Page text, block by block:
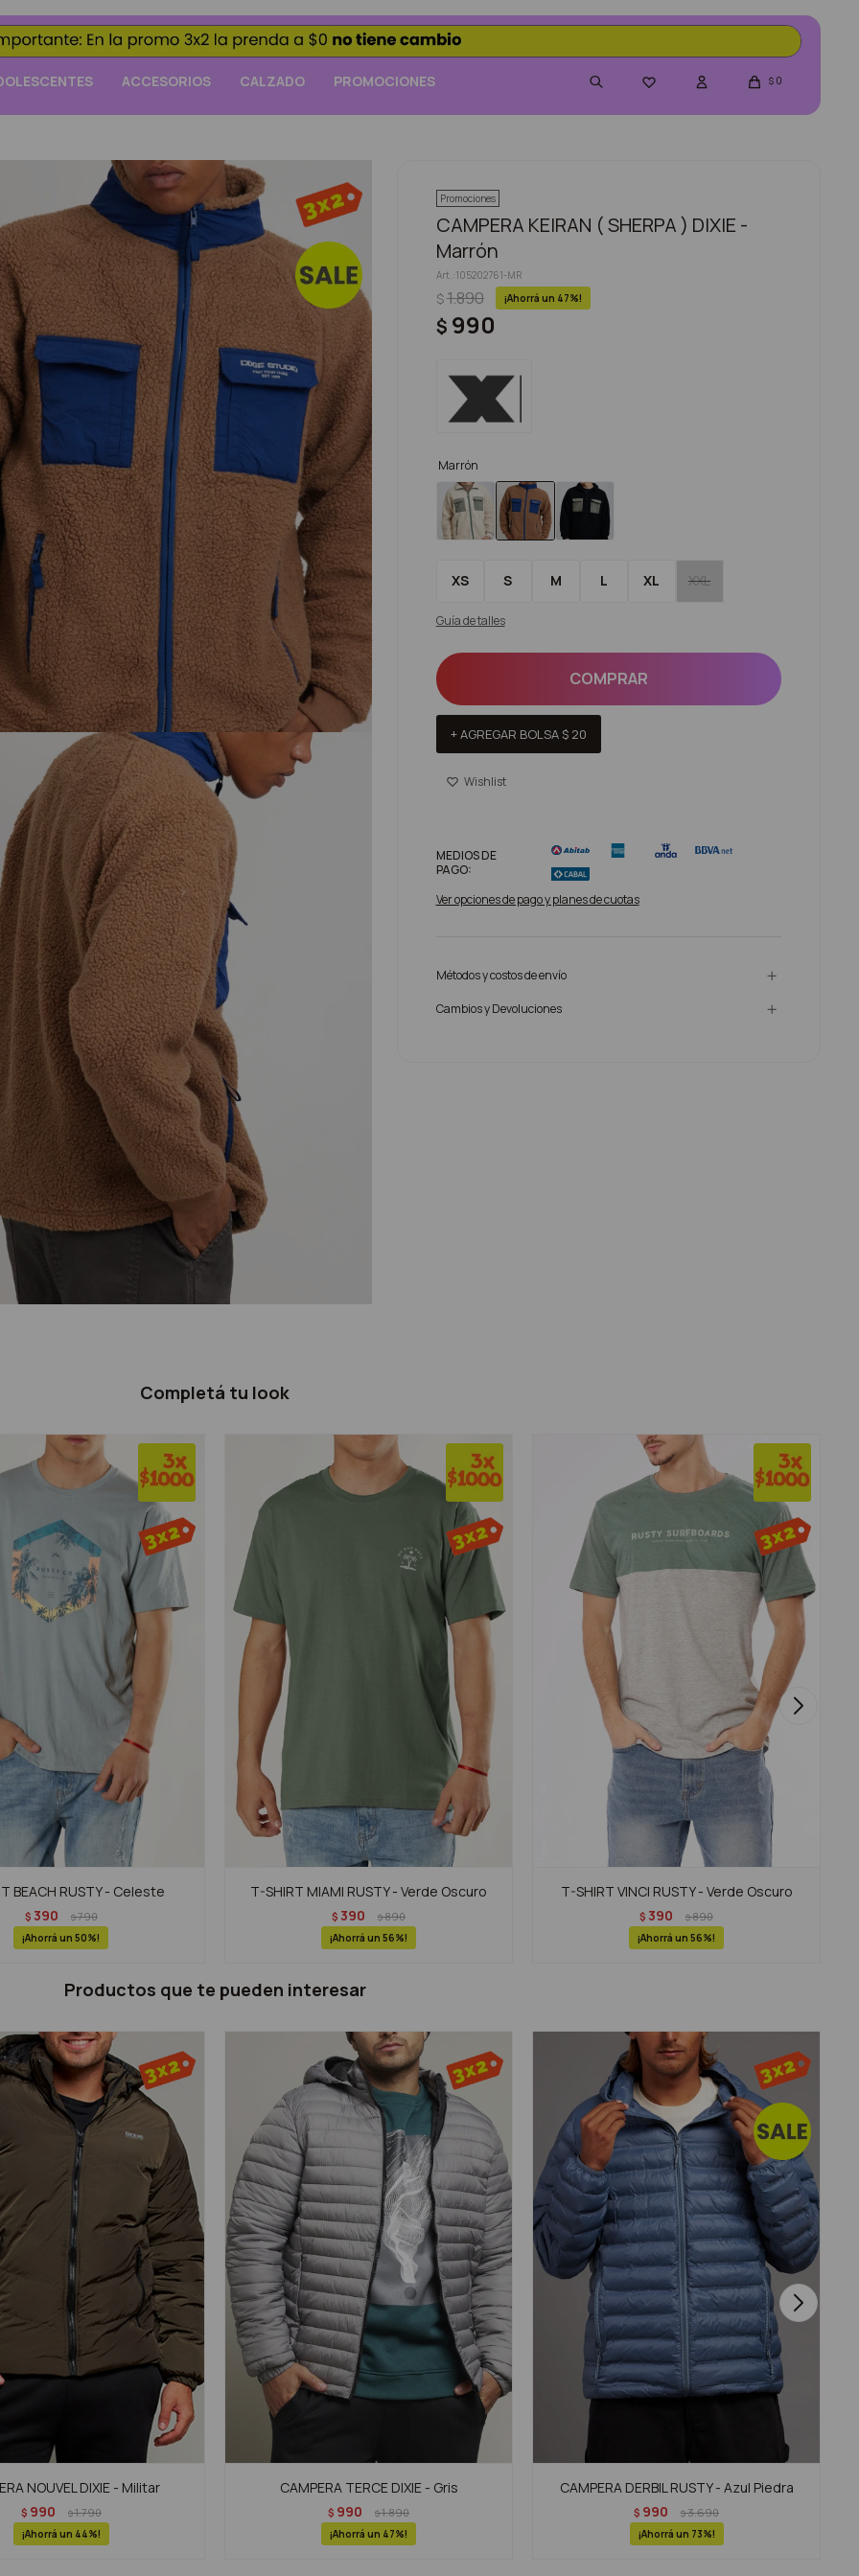
ACCESORIOS CALZADO PROMOCIONES  $ 0
Promociones
CAMPERA KEIRAN ( SHERPA ) DIXIE -
Marrón
105202761-MR
$ 990
$1.890 47
Marrón
XS S M L XL XXL
Guía de talles
COMPRAR
+ AGREGAR BOLSA$ 20
MEDIOS DE
PAGO:
Ver opciones de pago y planes de cuotas
Métodos y costos de envío
Cambios y Devoluciones
Completá tu look
BEACH RUSTY - Celeste
$ 390 $790
50
T-SHIRT MIAMI RUSTY - Verde Oscuro
$ 390 $890
56
T-SHIRT VINCI RUSTY - Verde Oscuro
$ 390 $890
56
Productos que te pueden interesar
NOUVEL DIXIE - Militar
$ 990 $1.790
44
CAMPERA TERCE DIXIE - Gris
$ 990 $1.890
47
CAMPERA DERBIL RUSTY - Azul Piedra
$ 990 $3.690
73